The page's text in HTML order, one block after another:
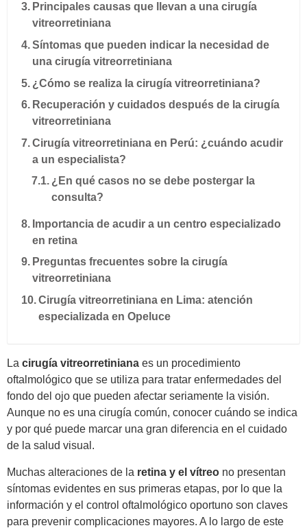
Principales causas que llevan a una cirugía
vitreorretiniana
Síntomas que pueden indicar la necesidad de
una cirugía vitreorretiniana
¿Cómo se realiza la cirugía vitreorretiniana?
Recuperación y cuidados después de la cirugía
vitreorretiniana
Cirugía vitreorretiniana en Perú: ¿cuándo acudir
a un especialista?
¿En qué casos no se debe postergar la
consulta?
Importancia de acudir a un centro especializado
en retina
Preguntas frecuentes sobre la cirugía
vitreorretiniana
Cirugía vitreorretiniana en Lima: atención
especializada en Opeluce
La cirugía vitreorretiniana es un procedimiento
oftalmológico que se utiliza para tratar enfermedades del
fondo del ojo que pueden afectar seriamente la visión.
Aunque no es una cirugía común, conocer cuándo se indica
y por qué puede marcar una gran diferencia en el cuidado
de la salud visual.
Muchas alteraciones de la retina y el vítreo no presentan
síntomas evidentes en sus primeras etapas, por lo que la
información y el control oftalmológico oportuno son claves
para prevenir complicaciones mayores. A lo largo de este